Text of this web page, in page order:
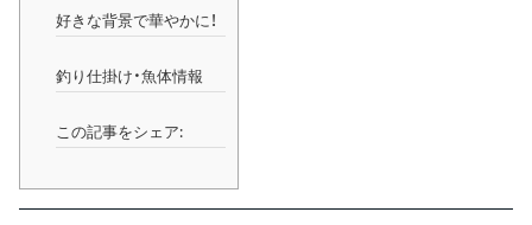
好きな背景で華やかに！
釣り仕掛け・魚体情報
この記事をシェア: